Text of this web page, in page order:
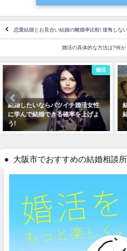
恋愛結婚とお見合い結婚の離婚率比較! 後悔しな
婚活の具体的な方法は?何
婚活
結婚はいつでもできる?必要なのは
結婚したいという本気の覚悟!
大阪市でおすすめの結婚相談所